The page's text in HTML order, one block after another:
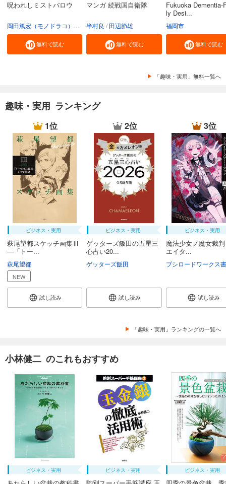
呪われしミストバロウ
岡田篤宏（モノドラコ）宮﨑樹
無料で読む
マンガ 続戦国自衛隊
半村良 田辺節雄
無料で読む
Fukuoka Dementia-
ly Desi...
福岡市
無料で読む
「趣味・実用」無料一覧へ
趣味・実用 ランキング
1位
ビジネス・実用
萩尾望都スケッチ画集Ⅲ
―「トー...
萩尾望都
NEW
試し読み
2位
ビジネス・実用
ゲッターズ飯田の五星三
心占い20...
ゲッターズ飯田
試し読み
3位
ビジネス・実用
魔法少女ノ魔女裁
エイタ...
試し読み
「趣味・実用」ランキングの一覧へ
小林健二 のこれもおすすめ
ビジネス・実用 ビジネス・実用 ビジネス・実用